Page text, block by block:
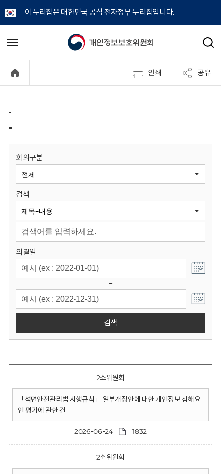
이 누리집은 대한민국 공식 전자정부 누리집입니다.
개
정
보
원
회
메
기
검
인쇄 공유
-
회의구분
검색
의결일
~
검색
2소위원회
「석면안전관리법 시행규칙」 일부개정안에 대한 개인정보 침해요
인 평가에 관한 건
2026-06-24 1832
2소위원회